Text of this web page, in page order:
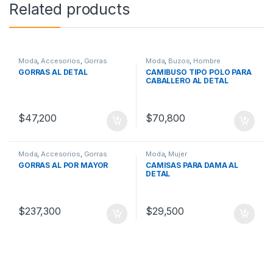
Related products
Moda,Accesorios, Gorras
GORRAS AL DETAL
$47,200
Moda, Buzos, Hombre
CAMIBUSO TIPO POLO PARA
CABALLERO AL DETAL
$70,800
Moda Accesorios Gorras
GORRAS AL POR MAYOR
$237,300
Moda Mujer
CAMISAS PARA DAMA AL
DETAL
$29,500